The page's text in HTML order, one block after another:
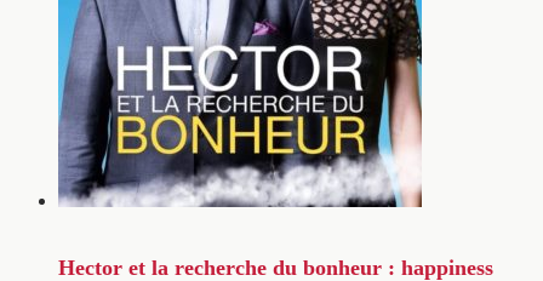
Hector et la recherche du bonheur : happiness